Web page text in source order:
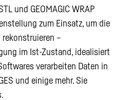
und GEOMAGIC WRAP
zum Einsatz, um die
–
im Ist-Zustand, idealisiert
verarbeiten Daten in
und einige mehr. Sie